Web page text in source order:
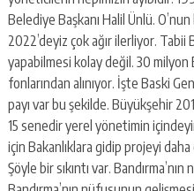
Belediye Başkanı Halil Ünlü.
2022’deyiz çok ağır ilerliyor.
yapabilmesi kolay değil. 30 milyon
fonlarından alınıyor. İşte Baski
payı var bu şekilde. Büyükşehir
15 senedir yerel yönetimin
için Bakanlıklara gidip projeyi
Şöyle bir sıkıntı var.